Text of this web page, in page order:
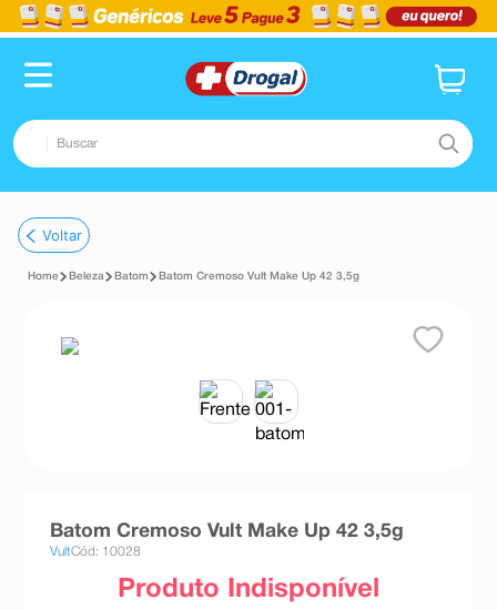
Buscar
1º fralda
pampers confort sec max
teste gravidez
esmalte
absorvente
Voltar
Beleza Batom Batom Cremoso Vult Make Up 42 3,5g
Batom Cremoso Vult Make Up 42 3,5g
VultCód: 10028